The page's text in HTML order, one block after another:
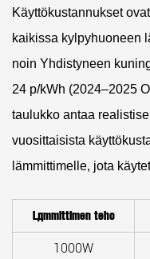
Käyttökustannukset
kaikissa kylpyhuoneen
noin Yhdistyneen
24 p/kWh (2024–2025
taulukko antaa
vuosittaisista
lämmittimelle, jota
Lämmittimen teho
1000W